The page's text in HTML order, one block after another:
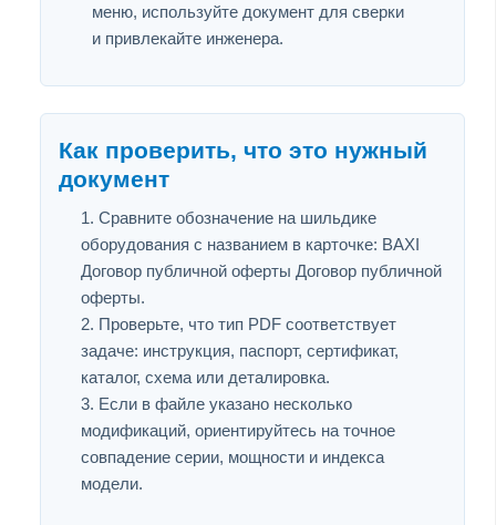
меню, используйте документ для сверки
и привлекайте инженера.
Как проверить, что это нужный
документ
Сравните обозначение на шильдике
оборудования с названием в карточке: BAXI
Договор публичной оферты Договор публичной
оферты.
Проверьте, что тип PDF соответствует
задаче: инструкция, паспорт, сертификат,
каталог, схема или деталировка.
Если в файле указано несколько
модификаций, ориентируйтесь на точное
совпадение серии, мощности и индекса
модели.